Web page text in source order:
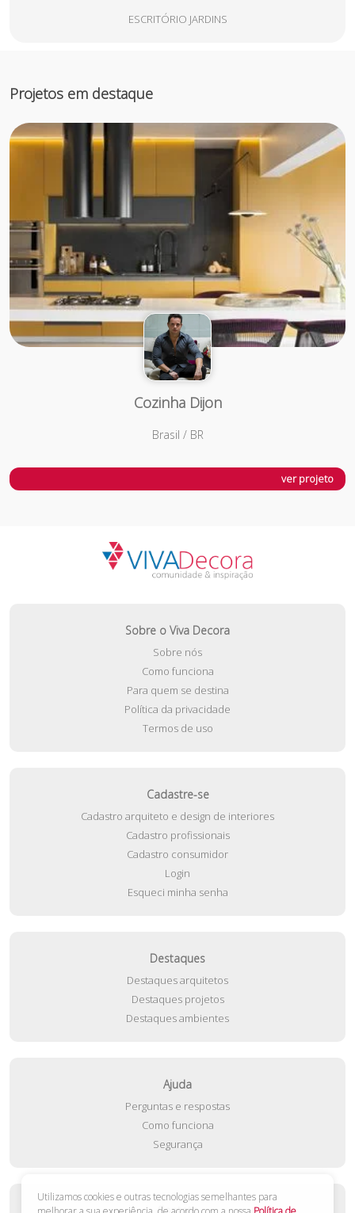
ESCRITÓRIO JARDINS
Projetos em destaque
Cozinha Dijon
Brasil / BR
ver projeto
Sobre o Viva Decora
Sobre nós
Como funciona
Para quem se destina
Política da privacidade
Termos de uso
Cadastre-se
Cadastro arquiteto e design de interiores
Cadastro profissionais
Cadastro consumidor
Login
Esqueci minha senha
Destaques
Destaques arquitetos
Destaques projetos
Destaques ambientes
Ajuda
Perguntas e respostas
Como funciona
Segurança
Utilizamos cookies e outras tecnologias semelhantes para